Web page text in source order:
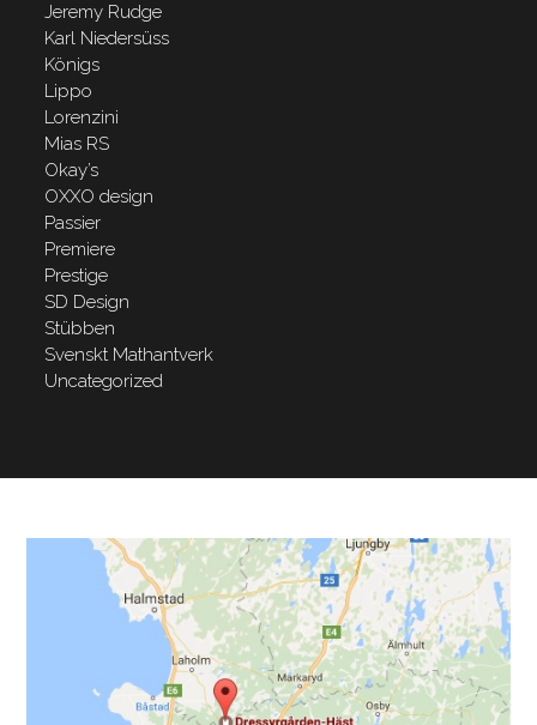
Jeremy Rudge
Karl Niedersüss
Königs
Lippo
Lorenzini
Mias RS
Okay’s
OXXO design
Passier
Premiere
Prestige
SD Design
Stübben
Svenskt Mathantverk
Uncategorized